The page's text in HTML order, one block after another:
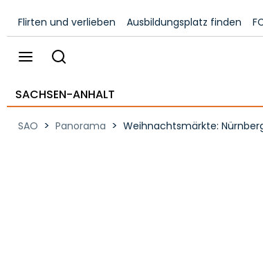
Flirten und verlieben Ausbildungsplatz finden
SACHSEN-ANHALT
SAO > Panorama > Weihnachtsmärkte: